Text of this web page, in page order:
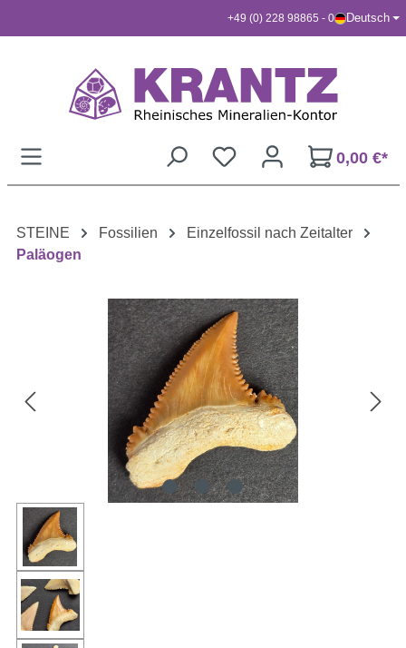
+49 (0) 228 98865 - 0 Deutsch
0,00 €*
STEINE Fossilien
Einzelfossil nach Zeitalter
Paläogen